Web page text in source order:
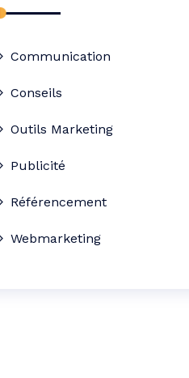
Communication
Conseils
Outils Marketing
Publicité
Référencement
Webmarketing